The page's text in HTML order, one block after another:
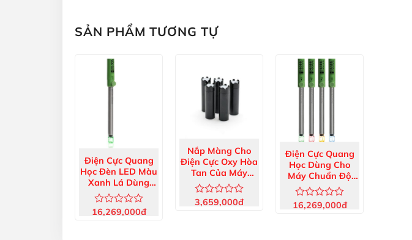
SẢN PHẨM TƯƠNG TỰ
Điện Cực Quang
Học Đèn LED Màu
Xanh Lá Dùng
Cho Máy Chuẩn
Độ HI900601
Được
16,269,000đ
Nắp Màng Cho
Điện Cực Oxy Hòa
Tan Của Máy
HI5421 (5 Cái)
HI76483A/P
Được
3,659,000đ
Điện Cực Quang
Học Dùng Cho
Máy Chuẩn Độ
HI90060X
Được
16,269,000đ